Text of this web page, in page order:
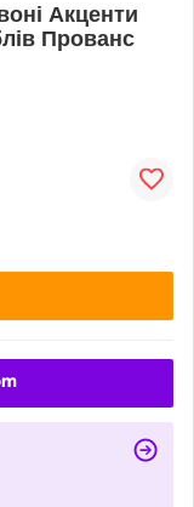
Акценти
Прованс